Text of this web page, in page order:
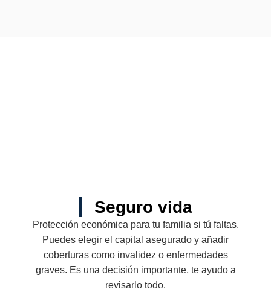
Seguro vida
Protección económica para tu familia si tú faltas.
Puedes elegir el capital asegurado y añadir
coberturas como invalidez o enfermedades
graves. Es una decisión importante, te ayudo a
revisarlo todo.